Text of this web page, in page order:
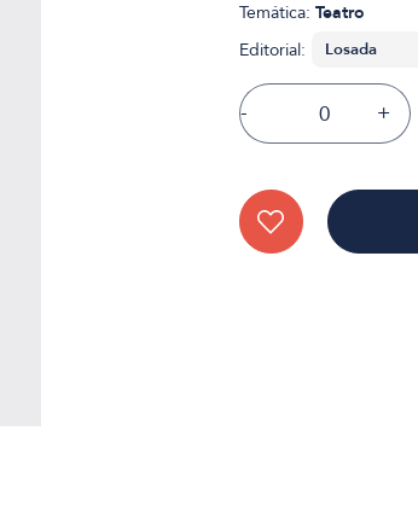
Temática: Teatro
Editorial:
- +